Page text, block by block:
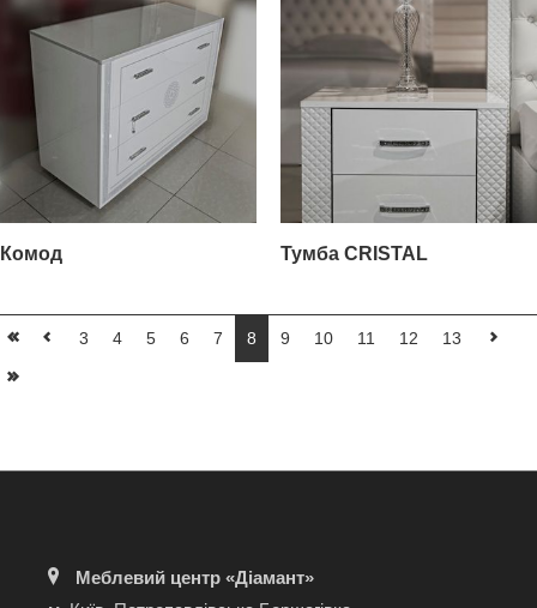
Комод Тумба CRISTAL
3 4 5 6 7 8 9 10 11 12 13
Меблевий центр «Діамант»